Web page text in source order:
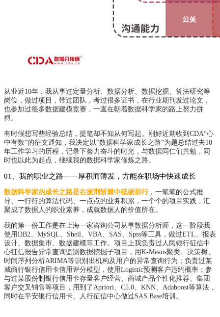
从业近10年，我从事过定量分析、数据分析、数据挖掘、算法研究等
岗位，做过项目，带过团队，考过很多证书，在行业期刊发过论文，
也参加过很多数据建模竞赛，一直在朝着数据科学家的路上努力拼
搏。
有时候想写些经验总结，提笔却不知从何写起。刚好近期收到CDA“心
中有数”的征文通知，我决定以“数据科学家成长之路”为题总结过去10
年工作学习的历程，记录下努力奋斗的时光，与数据同仁们共勉，同
时也以此为起点，继续我的数据科学家修炼之路。
01、我的职业之路——厚积而薄发，方能在职场中快速成长
数据科学家的成长之路是在披荆斩棘中砥砺前行，一笔笔的公式推
导、一行行的算法代码、一点点的业务积累，一个个的项目实践，汇
聚成了数据人的职业素养，成就数据人的价值所在。
我的第一份工作是在上海一家咨询公司从事数据分析师，这一阶段我
使用DB2、MySQL、Shell、VBA、SAS、Spss等工具，做过ETL、报表
设计、数据集市、数据建模等工作。项目上我负责过人民银行征信中
心征信报告异常查询监测数据挖掘子项目，用K-Means聚类、决策树、
时间序列分析ARIMA等识别出机构及用户的异常查询行为；负责过某
城商行银行信用卡信用评分模型，使用Logistic预测客户违约概率；参
与过某股份制银行信用卡存量客户经营、商城产品个性化推荐、集团
客户交叉销售等项目，用到了Apriori、C5.0、KNN、Adaboost等算法，
同时在平安银行信用卡、人行征信中心做过SAS Base培训。